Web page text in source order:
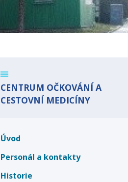
CENTRUM OČKOVÁNÍ A
CESTOVNÍ MEDICÍNY
Úvod
Personál a kontakty
Historie